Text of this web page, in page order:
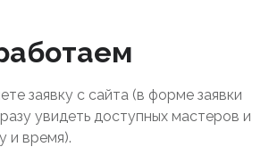
заявку с сайта (в форме заявки
увидеть доступных мастеров и
и время).